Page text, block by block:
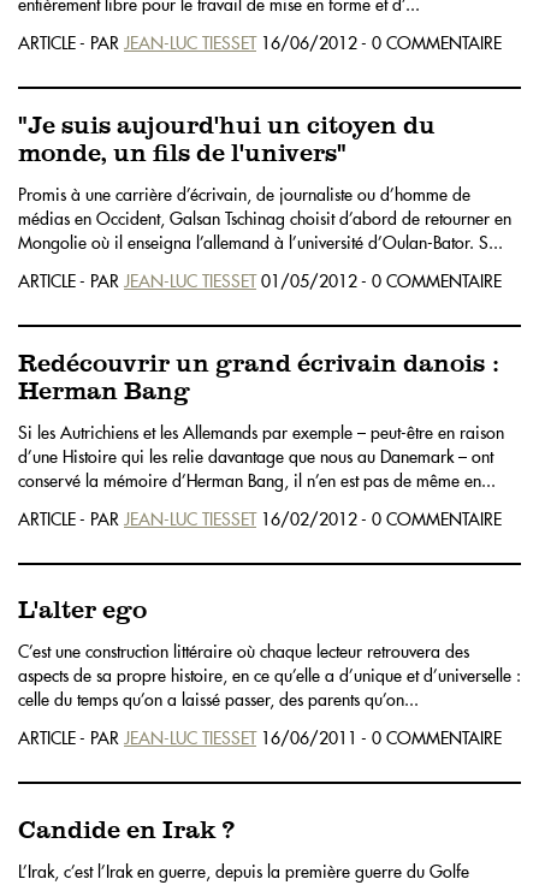
entièrement libre pour le travail de mise en forme et d’...
ARTICLE - PAR JEAN-LUC TIESSET16/06/2012 - 0 COMMENTAIRE
"Je suis aujourd'hui un citoyen du
monde, un fils de l'univers"
Promis à une carrière d’écrivain, de journaliste ou d’homme de
médias en Occident, Galsan Tschinag choisit d’abord de retourner en
Mongolie où il enseigna l’allemand à l’université d’Oulan-Bator. S...
ARTICLE - PAR JEAN-LUC TIESSET01/05/2012 - 0 COMMENTAIRE
Redécouvrir un grand écrivain danois :
Herman Bang
Si les Autrichiens et les Allemands par exemple – peut-être en raison
d’une Histoire qui les relie davantage que nous au Danemark – ont
conservé la mémoire d’Herman Bang, il n’en est pas de même en...
ARTICLE - PAR JEAN-LUC TIESSET16/02/2012 - 0 COMMENTAIRE
L'alter ego
C’est une construction littéraire où chaque lecteur retrouvera des
aspects de sa propre histoire, en ce qu’elle a d’unique et d’universelle :
celle du temps qu’on a laissé passer, des parents qu’on...
ARTICLE - PAR JEAN-LUC TIESSET16/06/2011 - 0 COMMENTAIRE
Candide en Irak ?
L’Irak, c’est l’Irak en guerre, depuis la première guerre du Golfe